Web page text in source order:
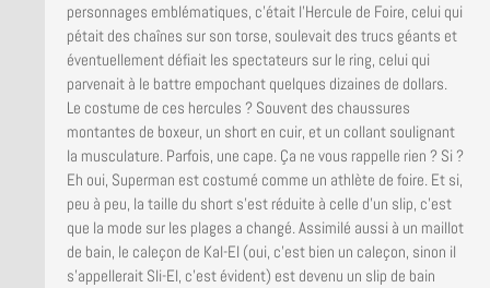
personnages emblématiques, c’était l’Hercule de Foire, celui qui
pétait des chaînes sur son torse, soulevait des trucs géants et
éventuellement défiait les spectateurs sur le ring, celui qui
parvenait à le battre empochant quelques dizaines de dollars.
Le costume de ces hercules ? Souvent des chaussures
montantes de boxeur, un short en cuir, et un collant soulignant
la musculature. Parfois, une cape. Ça ne vous rappelle rien ? Si ?
Eh oui, Superman est costumé comme un athlète de foire. Et si,
peu à peu, la taille du short s’est réduite à celle d’un slip, c’est
que la mode sur les plages a changé. Assimilé aussi à un maillot
de bain, le caleçon de Kal-El (oui, c’est bien un caleçon, sinon il
s’appellerait Sli-El, c’est évident) est devenu un slip de bain